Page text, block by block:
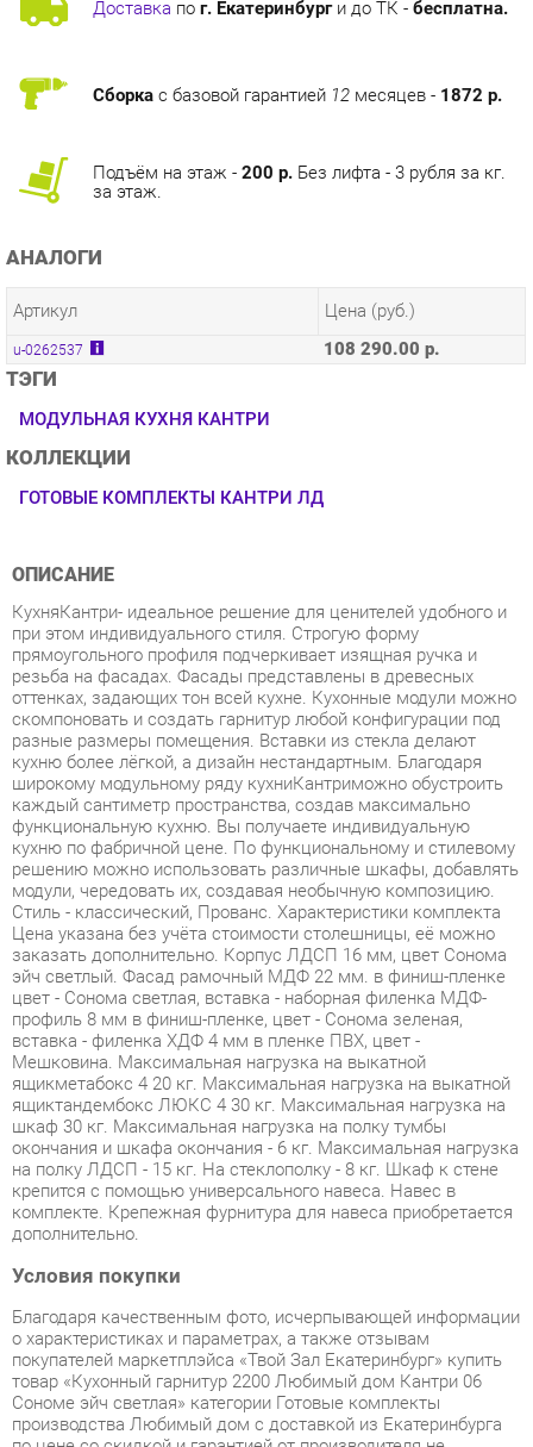
АНАЛОГИ
Артикул
u-0262537 108 290.00 р.
ТЭГИ
МОДУЛЬНАЯ КУХНЯ КАНТРИ
КОЛЛЕКЦИИ
ГОТОВЫЕ КОМПЛЕКТЫ КАНТРИ ЛД
ОПИСАНИЕ
прямоугольного профиля подчеркивает изящная ручка и
оттенках, задающих тон всей кухне. Кухонные модули можно
скомпоновать и создать гарнитур любой конфигурации под
разные размеры помещения. Вставки из стекла делают
кухню более лёгкой, а дизайн нестандартным. Благодаря
широкому модульному ряду кухниКантриможно обустроить
каждый сантиметр пространства, создав максимально
функциональную кухню. Вы получаете индивидуальную
кухню по фабричной цене. По функциональному и стилевому
решению можно использовать различные шкафы, добавлять
модули, чередовать их, создавая необычную композицию.
Стиль - классический, Прованс. Характеристики комплекта
Цена указана без учёта стоимости столешницы, её можно
заказать дополнительно. Корпус ЛДСП 16 мм, цвет Сонома
эйч светлый. Фасад рамочный МДФ 22 мм. в финиш-пленке
цвет - Сонома светлая, вставка - наборная филенка МДФ-
профиль 8 мм в финиш-пленке, цвет - Сонома зеленая,
вставка - филенка ХДФ 4 мм в пленке ПВХ, цвет -
Мешковина. Максимальная нагрузка на выкатной
ящикметабокс 4 20 кг. Максимальная нагрузка на выкатной
ящиктандембокс ЛЮКС 4 30 кг. Максимальная нагрузка на
шкаф 30 кг. Максимальная нагрузка на полку тумбы
окончания и шкафа окончания - 6 кг. Максимальная нагрузка
на полку ЛДСП - 15 кг. На стеклополку - 8 кг. Шкаф к стене
крепится с помощью универсального навеса. Навес в
комплекте. Крепежная фурнитура для навеса приобретается
дополнительно.
Условия покупки
Благодаря качественным фото, исчерпывающей информации
о характеристиках и параметрах, а также отзывам
товар «Кухонный гарнитур 2200 Любимый дом Кантри 06
производства Любимый дом с доставкой из Екатеринбурга
по цене со скидкой и гарантией от производителя не
составит труда.
Мы отправляем заказы в доставку ежедневно. Товары из
ассортимента в наличии на складе в Екатеринбурге вы
получите не позднее48-ми часовс момента оформления